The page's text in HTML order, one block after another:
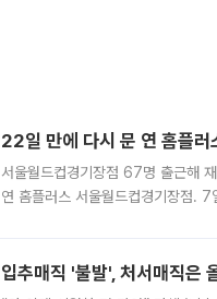
22일 만에 다시 문 연 홈플러
서울월드컵경기장점 67명 출근해
연 홈플러스 서울월드컵경기장점.
입추매직 '불발', 처서매직은